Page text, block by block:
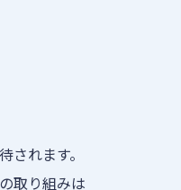
されます。
取り組みは